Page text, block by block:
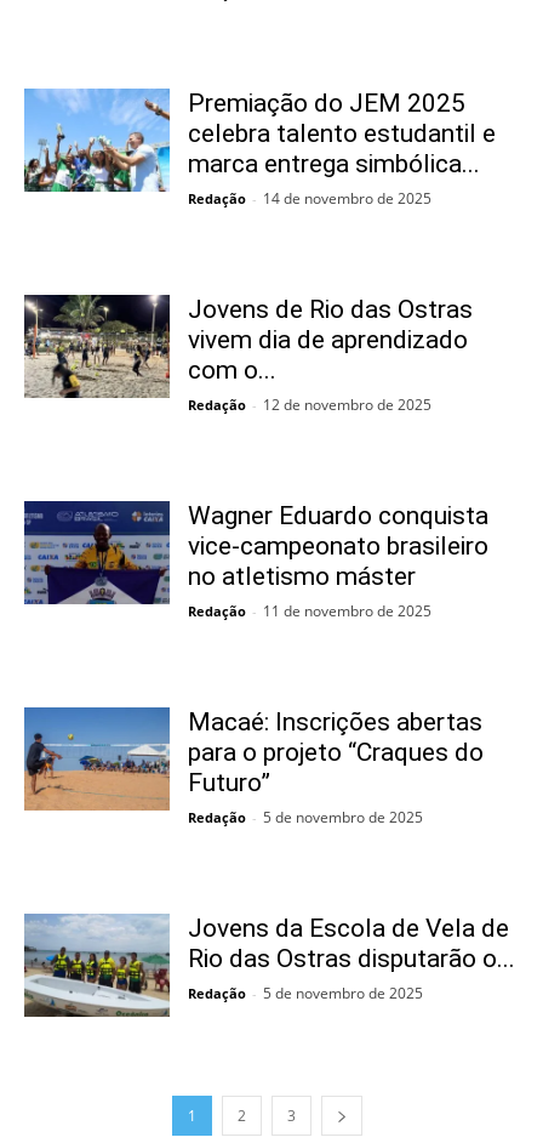
Premiação do JEM 2025
celebra talento estudantil e
marca entrega simbólica...
Redação - 14 de novembro de 2025
Jovens de Rio das Ostras
vivem dia de aprendizado
com o...
Redação - 12 de novembro de 2025
Wagner Eduardo conquista
vice-campeonato brasileiro
no atletismo máster
Redação - 11 de novembro de 2025
Macaé: Inscrições abertas
para o projeto “Craques do
Futuro”
Redação - 5 de novembro de 2025
Jovens da Escola de Vela de
Rio das Ostras disputarão o...
Redação - 5 de novembro de 2025
1 2 3